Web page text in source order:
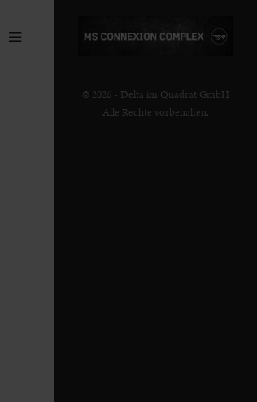
© 2026 - Delta im Quadrat GmbH
Alle Rechte vorbehalten.